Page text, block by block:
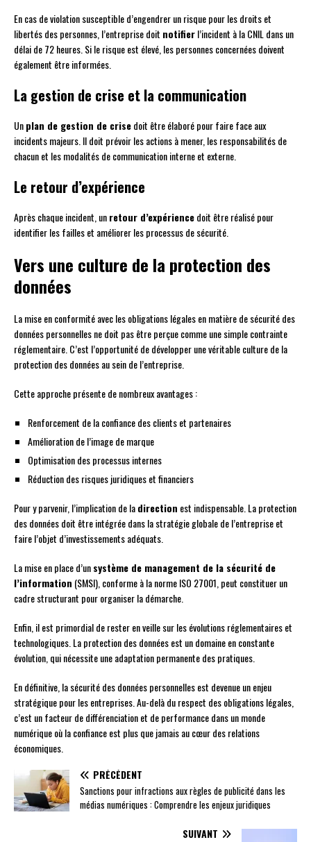
En cas de violation susceptible d’engendrer un risque pour les droits et
libertés des personnes, l’entreprise doit notifierl’incident à la CNIL dans un
délai de 72 heures. Si le risque est élevé, les personnes concernées doivent
également être informées.
La gestion de crise et la communication
Unplan de gestion de crisedoit être élaboré pour faire face aux
incidents majeurs. Il doit prévoir les actions à mener, les responsabilités de
chacun et les modalités de communication interne et externe.
Le retour d’expérience
Après chaque incident, unretour d’expériencedoit être réalisé pour
identifier les failles et améliorer les processus de sécurité.
Vers une culture de la protection des
données
La mise en conformité avec les obligations légales en matière de sécurité des
données personnelles ne doit pas être perçue comme une simple contrainte
réglementaire. C’est l’opportunité de développer une véritable culture de la
protection des données au sein de l’entreprise.
Cette approche présente de nombreux avantages :
Renforcement de la confiance des clients et partenaires
Amélioration de l’image de marque
Optimisation des processus internes
Réduction des risques juridiques et financiers
Pour y parvenir, l’implication de ladirection est indispensable. La protection
des données doit être intégrée dans la stratégie globale de l’entreprise et
faire l’objet d’investissements adéquats.
La mise en place d’unsystème de management de la sécurité de
l’information (SMSI), conforme à la norme ISO 27001, peut constituer un
cadre structurant pour organiser la démarche.
Enfin, il est primordial de rester en veille sur les évolutions réglementaires et
technologiques. La protection des données est un domaine en constante
évolution, qui nécessite une adaptation permanente des pratiques.
En définitive, la sécurité des données personnelles est devenue un enjeu
stratégique pour les entreprises. Au-delà du respect des obligations légales,
c’est un facteur de différenciation et de performance dans un monde
numérique où la confiance est plus que jamais au cœur des relations
économiques.
PRÉCÉDENT
Sanctions pour infractions aux règles de publicité dans les
médias numériques : Comprendre les enjeux juridiques
SUIVANT